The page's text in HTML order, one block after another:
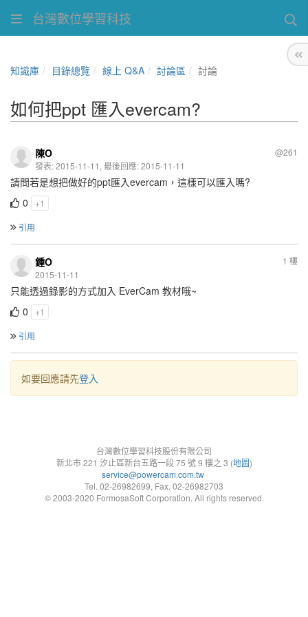
台灣數位學習科技
知識庫 目錄總覽 線上 Q&A 討論區 討論
如何把ppt 匯入evercam?
@261
陳O
發表: 2015-11-11, 最後回應: 2015-11-11
請問若是想把做好的ppt匯入evercam，這樣可以匯入嗎?
0
+1
引用
1 樓
鍾O
2015-11-11
只能透過錄影的方式加入 EverCam 教材哦~
0
+1
引用
如要回應請先登入
台灣數位學習科技股份有限公司
新北市 221 汐止區新台五路一段 75 號 9 樓之 3 (地圖)
service@powercam.com.tw
Tel. 02-26982699, Fax. 02-26982703
© 2003-2020 FormosaSoft Corporation. All rights reserved.